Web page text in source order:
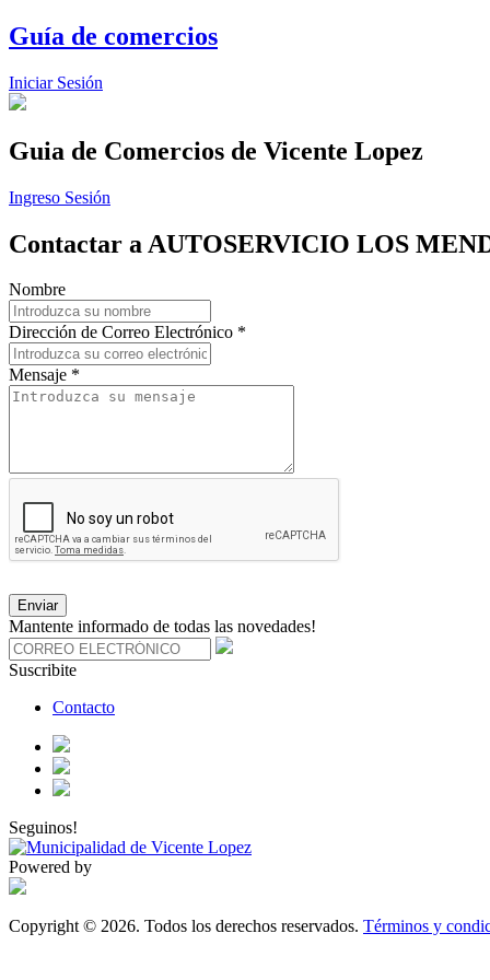
Guía de comercios
Iniciar Sesión
Guia de Comercios de Vicente Lopez
Ingreso Sesión
Contactar a AUTOSERVICIO LOS
Nombre
Dirección de Correo Electrónico *
Mensaje *
Enviar
Mantente informado de todas las novedades!
Suscribite
Contacto
Seguinos!
Powered by
Copyright © 2026. Todos los derechos reservados. Términos y